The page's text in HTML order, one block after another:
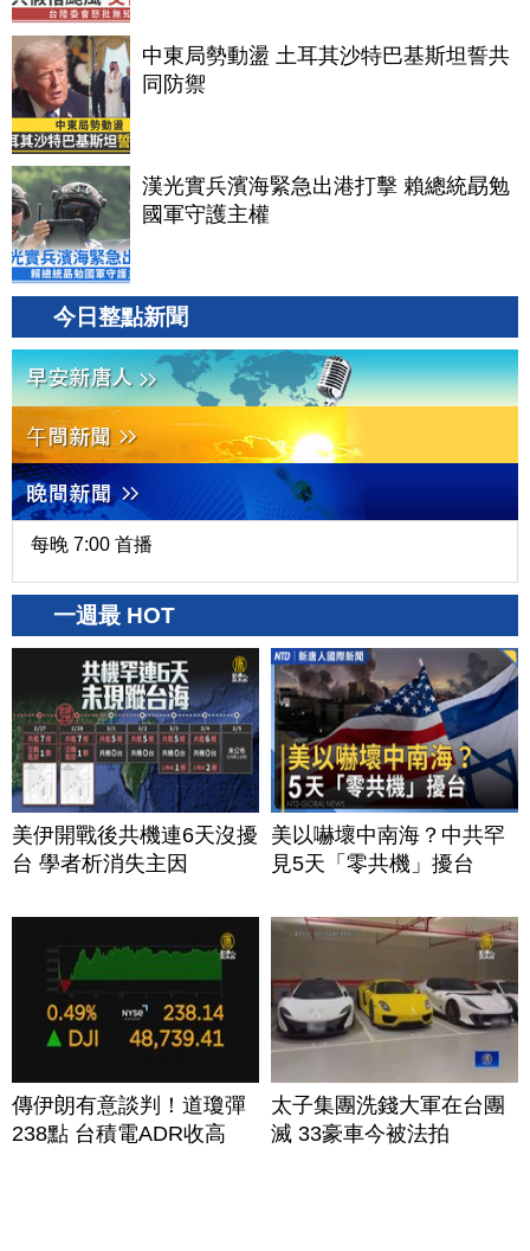
中東局勢動盪 土耳其沙特巴基斯坦誓共
同防禦
漢光實兵濱海緊急出港打擊 賴總統勗勉
國軍守護主權
今日整點新聞
每晚 7:00 首播
一週最 HOT
美伊開戰後共機連6天沒擾
台 學者析消失主因
美以嚇壞中南海？中共罕
見5天「零共機」擾台
傳伊朗有意談判！道瓊彈
238點 台積電ADR收高
太子集團洗錢大軍在台團
滅 33豪車今被法拍